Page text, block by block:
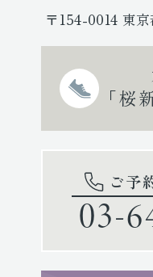
〒154-0014 東
「桜
ご予
03-